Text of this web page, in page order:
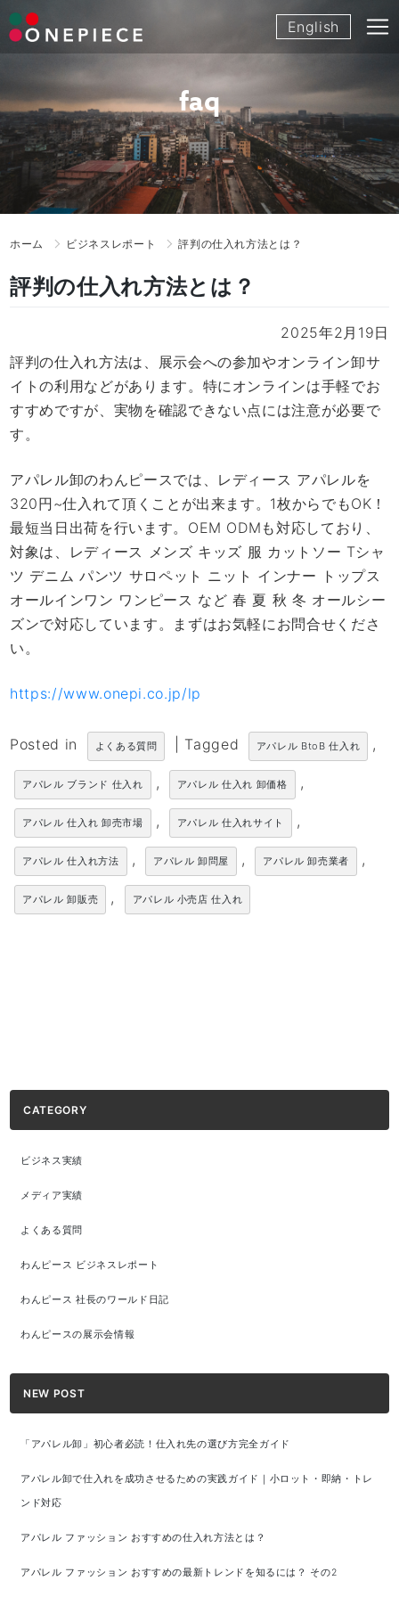
Skip
to
English
faq
ホーム ビジネスレポート 評判の仕入れ方法とは？
評判の仕入れ方法とは？
2025年2月19日
評判の仕入れ方法は、展示会への参加やオンライン卸サ
イトの利用などがあります。特にオンラインは手軽でお
すすめですが、実物を確認できない点には注意が必要で
す。
アパレル卸のわんピースでは、レディース アパレルを
320円~仕入れて頂くことが出来ます。1枚からでもOK！
最短当日出荷を行います。OEM ODMも対応しており、
対象は、レディース メンズ キッズ 服 カットソー Tシャ
ツ デニム パンツ サロペット ニット インナー トップス
オールインワン ワンピース など 春 夏 秋 冬 オールシー
ズンで対応しています。まずはお気軽にお問合せくださ
い。
https://www.onepi.co.jp/lp
Posted in よくある質問 Tagged アパレル BtoB 仕入れ ,
アパレル ブランド 仕入れ , アパレル 仕入れ 卸価格 ,
アパレル 仕入れ 卸売市場 , アパレル 仕入れサイト ,
アパレル 仕入れ方法 , アパレル 卸問屋 , アパレル 卸売業者 ,
アパレル 卸販売 , アパレル 小売店 仕入れ
CATEGORY
ビジネス実績
メディア実績
よくある質問
わんピース ビジネスレポート
わんピース 社長のワールド日記
わんピースの展示会情報
NEW POST
「アパレル卸」初心者必読！仕入れ先の選び方完全ガイド
アパレル卸で仕入れを成功させるための実践ガイド｜小ロット・即納・トレ
ンド対応
アパレル ファッション おすすめの仕入れ方法とは？
アパレル ファッション おすすめの最新トレンドを知るには？ その2